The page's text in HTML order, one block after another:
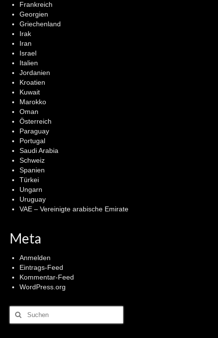
Frankreich
Georgien
Griechenland
Irak
Iran
Israel
Italien
Jordanien
Kroatien
Kuwait
Marokko
Oman
Österreich
Paraguay
Portugal
Saudi Arabia
Schweiz
Spanien
Türkei
Ungarn
Uruguay
VAE – Vereinigte arabische Emirate
Meta
Anmelden
Eintrags-Feed
Kommentar-Feed
WordPress.org
Suchen
nach: